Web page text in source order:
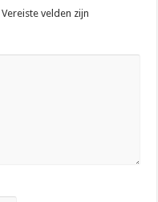
Vereiste velden zijn